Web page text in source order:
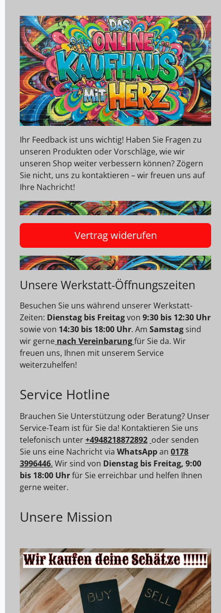
Ihr Feedback ist uns wichtig! Haben Sie Fragen zu
unseren Produkten oder Vorschläge, wie wir
unseren Shop weiter verbessern können? Zögern
Sie nicht, uns zu kontaktieren – wir freuen uns auf
Ihre Nachricht!
Vertrag widerufen
Unsere Werkstatt-Öffnungszeiten
Besuchen Sie uns während unserer Werkstatt-
Zeiten: Dienstag bis Freitagvon 9:30 bis 12:30 Uhr
sowie von 14:30 bis 18:00 Uhr. Am Samstag sind
wir gerne nach Vereinbarungfür Sie da. Wir
freuen uns, Ihnen mit unserem Service
weiterzuhelfen!
Service Hotline
Brauchen Sie Unterstützung oder Beratung? Unser
Service-Team ist für Sie da! Kontaktieren Sie uns
telefonisch unter+4948218872892 oder senden
Sie uns eine Nachricht via WhatsAppan 0178
3996446. Wir sind von Dienstag bis Freitag, 9:00
bis 18:00 Uhrfür Sie erreichbar und helfen Ihnen
gerne weiter.
Unsere Mission